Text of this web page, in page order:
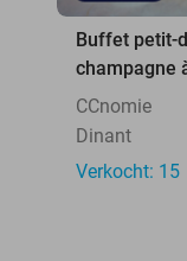
Buffet petit-
champagne
CCnomie
Dinant
Verkocht: 15